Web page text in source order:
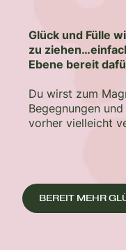
Glück und Fülle
zu
Ebene bereit
Du wirst zum
Begegnungen
vorher vielleicht
BEREIT MEHR